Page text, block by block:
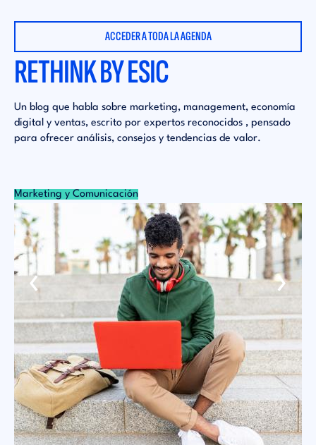
ACCEDER A TODA LA AGENDA
RETHINK BY ESIC
Un blog que habla sobre marketing, management, economía
digital y ventas, escrito por expertos reconocidos , pensado
para ofrecer análisis, consejos y tendencias de valor.
Marketing y Comunicación
‹ ›